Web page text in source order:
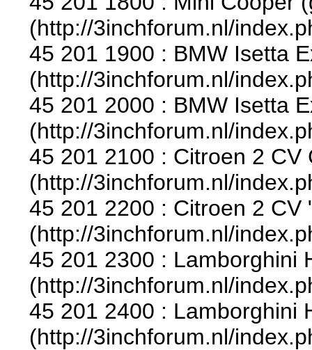
(http://3inchforum.nl/
45 201 1900 : BMW Isetta
(http://3inchforum.nl/
45 201 2000 : BMW Isetta
(http://3inchforum.nl/
45 201 2100 : Citroen 2
(http://3inchforum.nl/
45 201 2200 : Citroen 2 CV
(http://3inchforum.nl/
45 201 2300 : Lamborghini
(http://3inchforum.nl/
45 201 2400 : Lamborghini
(http://3inchforum.nl/